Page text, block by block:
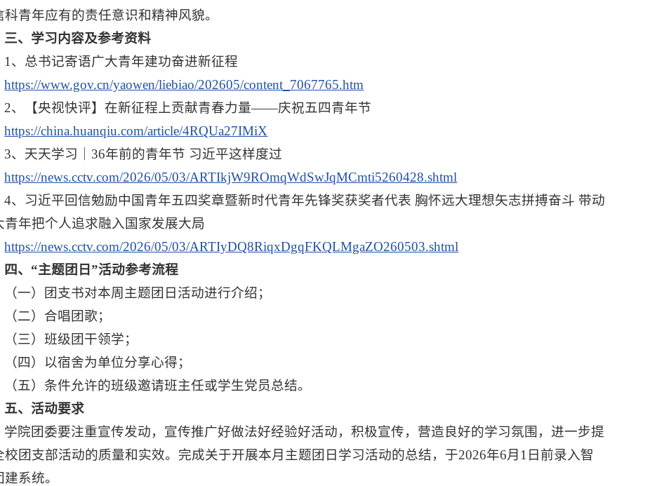
科青年应有的责任意识和精神风貌。
三、学习内容及参考资料
1、总书记寄语广大青年建功奋进新征程
https://www.gov.cn/yaowen/liebiao/202605/content_7067765.htm
2、【央视快评】在新征程上贡献青春力量——庆祝五四青年节
https://china.huanqiu.com/article/4RQUa27IMiX
3、天天学习｜36年前的青年节 习近平这样度过
https://news.cctv.com/2026/05/03/ARTIkjW9ROmqWdSwJqMCmti5260428.shtml
4、习近平回信勉励中国青年五四奖章暨新时代青年先锋奖获奖者代表 胸怀远大理想矢志拼搏奋斗 带动
青年把个人追求融入国家发展大局
https://news.cctv.com/2026/05/03/ARTIyDQ8RiqxDgqFKQLMgaZO260503.shtml
四、“主题团日”活动参考流程
（一）团支书对本周主题团日活动进行介绍；
（二）合唱团歌；
（三）班级团干领学；
（四）以宿舍为单位分享心得；
（五）条件允许的班级邀请班主任或学生党员总结。
五、活动要求
学院团委要注重宣传发动，宣传推广好做法好经验好活动，积极宣传，营造良好的学习氛围，进一步提
校团支部活动的质量和实效。完成关于开展本月主题团日学习活动的总结，于2026年6月1日前录入智
建系统。